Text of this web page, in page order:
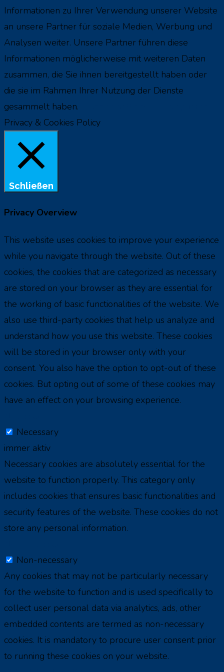
Informationen zu Ihrer Verwendung unserer Website
an unsere Partner für soziale Medien, Werbung und
Analysen weiter. Unsere Partner führen diese
Informationen möglicherweise mit weiteren Daten
zusammen, die Sie ihnen bereitgestellt haben oder
die sie im Rahmen Ihrer Nutzung der Dienste
gesammelt haben.
Privacy & Cookies Policy
Schließen
Privacy Overview
This website uses cookies to improve your experience
while you navigate through the website. Out of these
cookies, the cookies that are categorized as necessary
are stored on your browser as they are essential for
the working of basic functionalities of the website. We
also use third-party cookies that help us analyze and
understand how you use this website. These cookies
will be stored in your browser only with your
consent. You also have the option to opt-out of these
cookies. But opting out of some of these cookies may
have an effect on your browsing experience.
Necessary
immer aktiv
Necessary cookies are absolutely essential for the
website to function properly. This category only
includes cookies that ensures basic functionalities and
security features of the website. These cookies do not
store any personal information.
Non-necessary
Any cookies that may not be particularly necessary
for the website to function and is used specifically to
collect user personal data via analytics, ads, other
embedded contents are termed as non-necessary
cookies. It is mandatory to procure user consent prior
to running these cookies on your website.